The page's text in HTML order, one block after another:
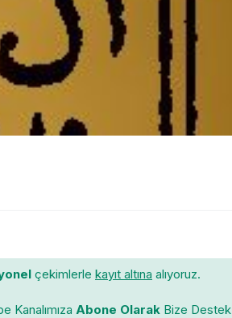
çekimlerle kayıt altına alıyoruz.
Kanalımıza Abone Olarak Bize Destek